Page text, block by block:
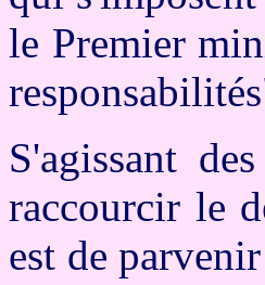
le Premier
S'agissant
raccourcir le
est de